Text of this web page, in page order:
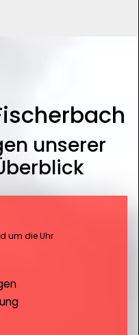
unserer
um die Uhr